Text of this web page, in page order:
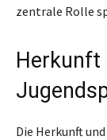
zentrale Rolle
Herkunft
Die Herkunft